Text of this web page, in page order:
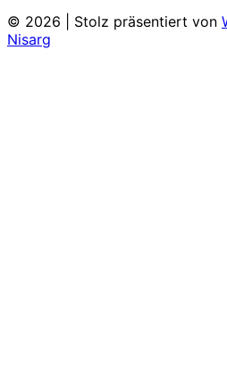
© 2026
Stolz präsentiert von
Nisarg